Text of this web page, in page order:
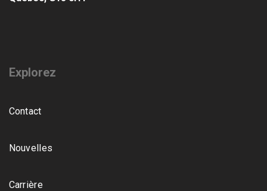
Explorez
Contact
Nouvelles
Carrière